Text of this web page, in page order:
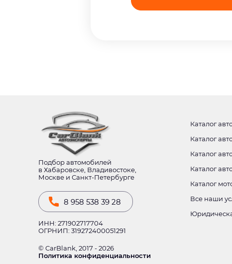
Подбор автомобилей
в Хабаровске, Владивостоке,
Москве и Санкт-Петербурге
8 958 538 39 28
ИНН: 271902717704
ОГРНИП: 319272400051291
© CarBlank, 2017 - 2026
Политика конфиденциальности
Каталог
Каталог
Каталог
Каталог
Каталог
Все наши